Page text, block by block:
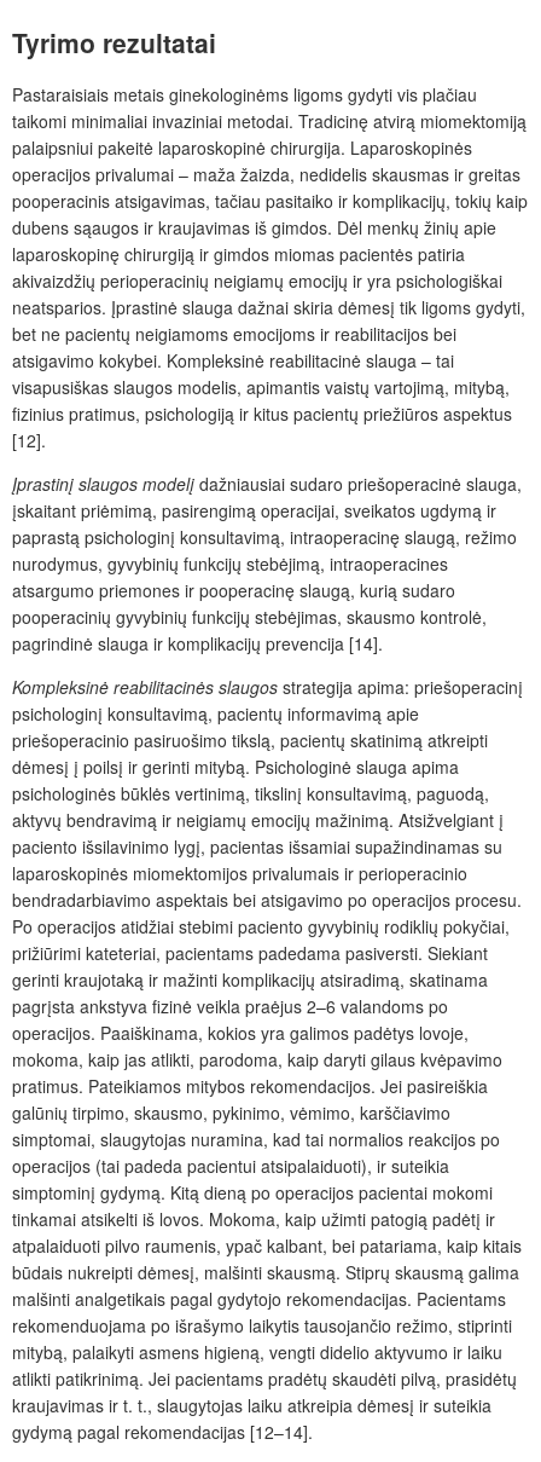
Tyrimo rezultatai
Pastaraisiais metais ginekologinėms ligoms gydyti vis plačiau
taikomi minimaliai invaziniai metodai. Tradicinę atvirą miomektomiją
palaipsniui pakeitė laparoskopinė chirurgija. Laparoskopinės
operacijos privalumai – maža žaizda, nedidelis skausmas ir greitas
pooperacinis atsigavimas, tačiau pasitaiko ir komplikacijų, tokių kaip
dubens sąaugos ir kraujavimas iš gimdos. Dėl menkų žinių apie
laparoskopinę chirurgiją ir gimdos miomas pacientės patiria
akivaizdžių perioperacinių neigiamų emocijų ir yra psichologiškai
neatsparios. Įprastinė slauga dažnai skiria dėmesį tik ligoms gydyti,
bet ne pacientų neigiamoms emocijoms ir reabilitacijos bei
atsigavimo kokybei. Kompleksinė reabilitacinė slauga – tai
visapusiškas slaugos modelis, apimantis vaistų vartojimą, mitybą,
fizinius pratimus, psichologiją ir kitus pacientų priežiūros aspektus
[12].
Įprastinį slaugos modelį dažniausiai sudaro priešoperacinė slauga,
įskaitant priėmimą, pasirengimą operacijai, sveikatos ugdymą ir
paprastą psichologinį konsultavimą, intraoperacinę slaugą, režimo
nurodymus, gyvybinių funkcijų stebėjimą, intraoperacines
atsargumo priemones ir pooperacinę slaugą, kurią sudaro
pooperacinių gyvybinių funkcijų stebėjimas, skausmo kontrolė,
pagrindinė slauga ir komplikacijų prevencija [14].
Kompleksinė reabilitacinės slaugos strategija apima: priešoperacinį
psichologinį konsultavimą, pacientų informavimą apie
priešoperacinio pasiruošimo tikslą, pacientų skatinimą atkreipti
dėmesį į poilsį ir gerinti mitybą. Psichologinė slauga apima
psichologinės būklės vertinimą, tikslinį konsultavimą, paguodą,
aktyvų bendravimą ir neigiamų emocijų mažinimą. Atsižvelgiant į
paciento išsilavinimo lygį, pacientas išsamiai supažindinamas su
laparoskopinės miomektomijos privalumais ir perioperacinio
bendradarbiavimo aspektais bei atsigavimo po operacijos procesu.
Po operacijos atidžiai stebimi paciento gyvybinių rodiklių pokyčiai,
prižiūrimi kateteriai, pacientams padedama pasiversti. Siekiant
gerinti kraujotaką ir mažinti komplikacijų atsiradimą, skatinama
pagrįsta ankstyva fizinė veikla praėjus 2–6 valandoms po
operacijos. Paaiškinama, kokios yra galimos padėtys lovoje,
mokoma, kaip jas atlikti, parodoma, kaip daryti gilaus kvėpavimo
pratimus. Pateikiamos mitybos rekomendacijos. Jei pasireiškia
galūnių tirpimo, skausmo, pykinimo, vėmimo, karščiavimo
simptomai, slaugytojas nuramina, kad tai normalios reakcijos po
operacijos (tai padeda pacientui atsipalaiduoti), ir suteikia
simptominį gydymą. Kitą dieną po operacijos pacientai mokomi
tinkamai atsikelti iš lovos. Mokoma, kaip užimti patogią padėtį ir
atpalaiduoti pilvo raumenis, ypač kalbant, bei patariama, kaip kitais
būdais nukreipti dėmesį, malšinti skausmą. Stiprų skausmą galima
malšinti analgetikais pagal gydytojo rekomendacijas. Pacientams
rekomenduojama po išrašymo laikytis tausojančio režimo, stiprinti
mitybą, palaikyti asmens higieną, vengti didelio aktyvumo ir laiku
atlikti patikrinimą. Jei pacientams pradėtų skaudėti pilvą, prasidėtų
kraujavimas ir t. t., slaugytojas laiku atkreipia dėmesį ir suteikia
gydymą pagal rekomendacijas [12–14].